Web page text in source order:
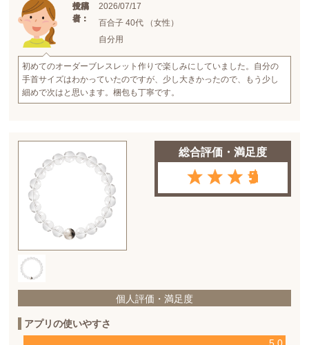
投稿
日：
2026/07/17
投稿
者：
百合子 40代 （女性）
使用
者：
自分用
初めてのオーダーブレスレット作りで楽しみにしていました。自分の
手首サイズはわかっていたのですが、少し大きかったので、もう少し
細めで次はと思います。梱包も丁寧です。
総合評価・満足度
5
個人評価・満足度
アプリの使いやすさ